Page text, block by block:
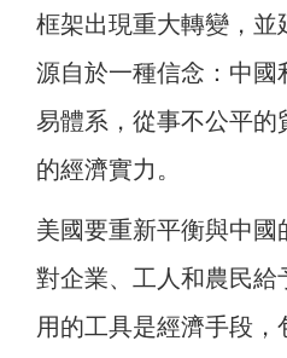
框架出現重大轉變，並
源自於一種信念：中國
易體系，從事不公平的
的經濟實力。
美國要重新平衡與中國
對企業、工人和農民給
用的工具是經濟手段，